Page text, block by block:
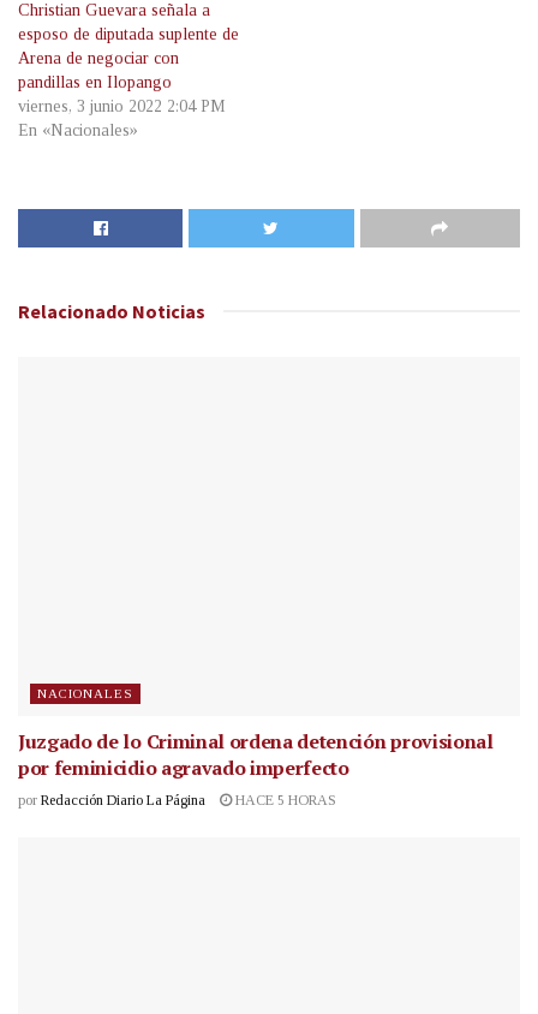
Christian Guevara señala a
esposo de diputada suplente de
Arena de negociar con
pandillas en Ilopango
viernes, 3 junio 2022 2:04 PM
En «Nacionales»
Relacionado Noticias
NACIONALES
Juzgado de lo Criminal ordena detención provisional
por feminicidio agravado imperfecto
por Redacción Diario La Página HACE 5 HORAS